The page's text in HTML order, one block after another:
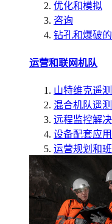
优化和模拟
咨询
钻孔和爆破
运营和联网机队
山特维克遥测
混合机队遥测
远程监控解
设备配套应
运营规划和